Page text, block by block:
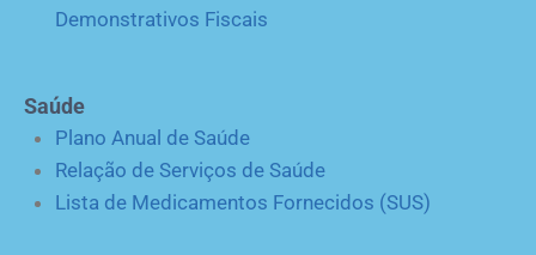
Demonstrativos Fiscais
Saúde
Plano Anual de Saúde
Relação de Serviços de Saúde
Lista de Medicamentos Fornecidos (SUS)